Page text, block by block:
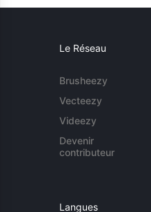
Le Réseau
Brusheezy
Vecteezy
Videezy
Devenir
contributeur
Langues